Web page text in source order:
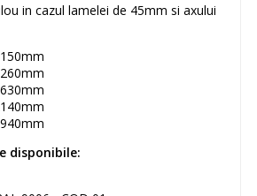
in cazul lamelei de 45mm si axului
disponibile: